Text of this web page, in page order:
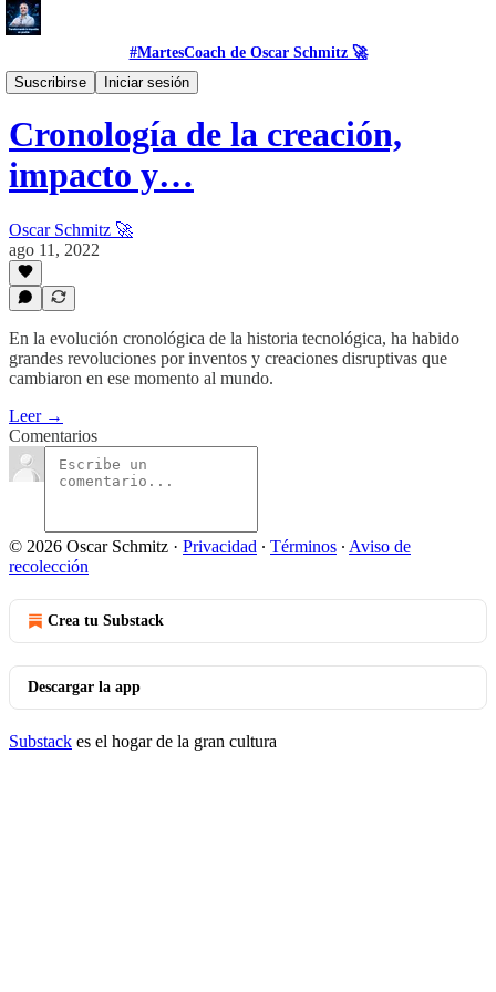
#MartesCoach de Oscar Schmitz 🚀
Suscribirse
Iniciar sesión
#DataSet
Cronología de la creación,
impacto y…
Oscar Schmitz 🚀
ago 11, 2022
En la evolución cronológica de la historia tecnológica, ha habido
grandes revoluciones por inventos y creaciones disruptivas que
cambiaron en ese momento al mundo.
Leer →
Comentarios
© 2026 Oscar Schmitz · Privacidad ∙ Términos ∙ Aviso de
recolección
Crea tu Substack
Descargar la app
Substack es el hogar de la gran cultura